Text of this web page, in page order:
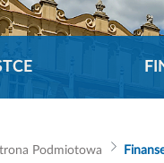
Podmiotowa